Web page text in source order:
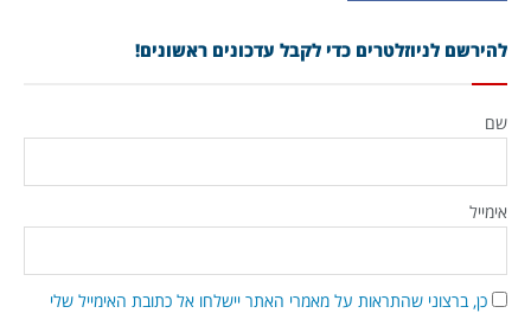
להירשם לניוזלטרים כדי לקבל עדכונים ראשונים!
שם
אימייל
כן, ברצוני שהתראות על מאמרי האתר יישלחו אל כתובת האימייל שלי